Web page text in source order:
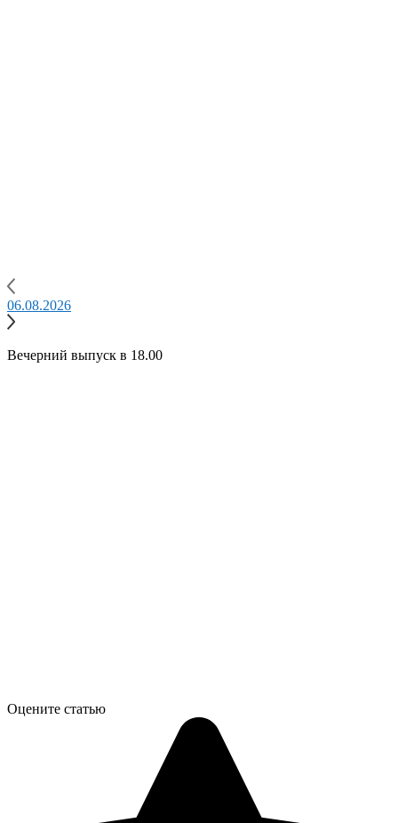
06.08.2026
Вечерний выпуск в 18.00
Оцените статью